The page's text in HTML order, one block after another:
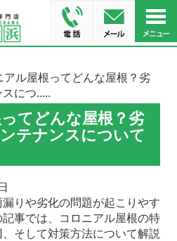
ル屋根ってどんな屋根？劣
につ.....
てどんな屋根？劣
テナンスについて
りや劣化の問題が起こりやす
事では、コロニアル屋根の特
そして対策方法について解説